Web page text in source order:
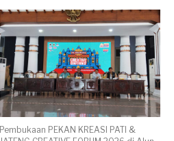
Pembukaan PEKAN KREASI PATI &